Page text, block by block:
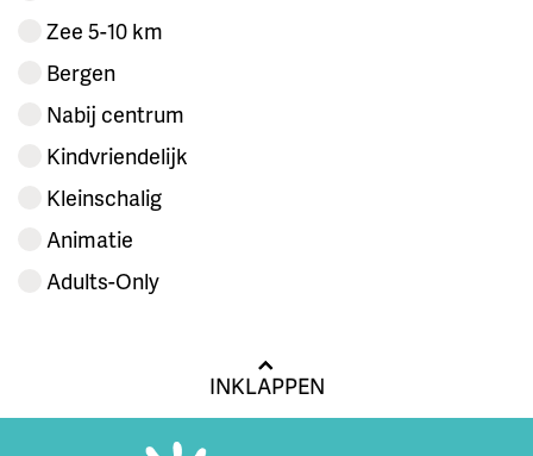
Zee 5-10 km
Bergen
Nabij centrum
Kindvriendelijk
Kleinschalig
Animatie
Adults-Only
INKLAPPEN